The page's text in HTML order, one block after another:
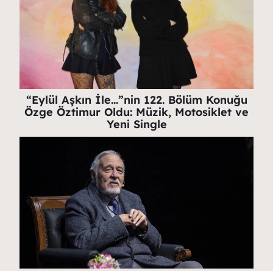
“Eylül Aşkın İle…”nin 122. Bölüm Konuğu
Özge Öztimur Oldu: Müzik, Motosiklet ve
Yeni Single